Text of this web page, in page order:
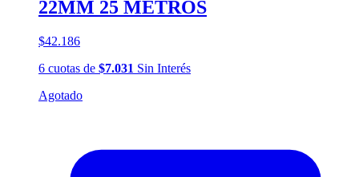
22MM 25 METROS
$42.186
6 cuotas de $7.031 Sin Interés
Agotado